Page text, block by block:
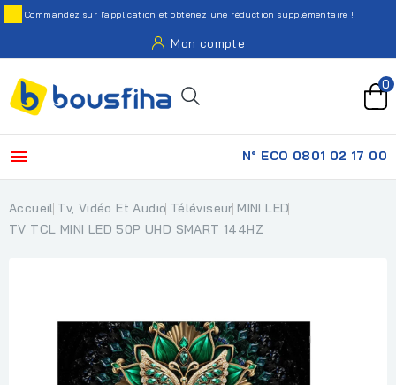
Commandez sur l'application et obtenez une réduction supplémentaire !
Mon compte
0
 N° ECO 0801 02 17 00
Accueil Tv, Vidéo Et Audio Téléviseur MINI LED
TV TCL MINI LED 50P UHD SMART 144HZ